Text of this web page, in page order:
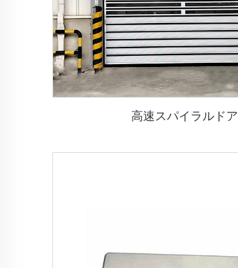
高速スパイラルドア